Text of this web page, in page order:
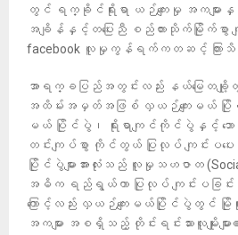
တွင် ရက္ခိုင်ရိုးရာ ယဉ်ကျေးမှု အကများ
အချိန်နှင့်တပြေးညီ စည်ကားသိုက်မြိုက်စွ
facebook လူမှုကွန်ရက်ကတဆင့် ကြား
အာရက္ခပြည်အတွင်းလည်း နယ်မြေတချို့
အထိမ်းအမှတ်အဖြစ် လှယဉ်ကျေးမယ် ပ
မယ် ပြိုင်ပွဲ၊ ရိုးရာကျင်ကိုင်ပွဲနှင့် ဘောလုံး
တင်းကျပ်စွာ ကိုင်တွယ် ပြုလုပ် ကျင်းပ
ပြိုင်ပွဲများအားလုံးသည် လူမှုသဟဇာတ
အဓိက ရည်ရွယ်ကာ ပြုလုပ် ကျင်းပခြင်
ကြောင့်လည်း လှယဉ်ကျေးမယ်ပြိုင်ပွဲတွင် မြိုရိုး
အကများ အစရှိသည့် တိုင်းရင်းသားလူမျိုးမျာ